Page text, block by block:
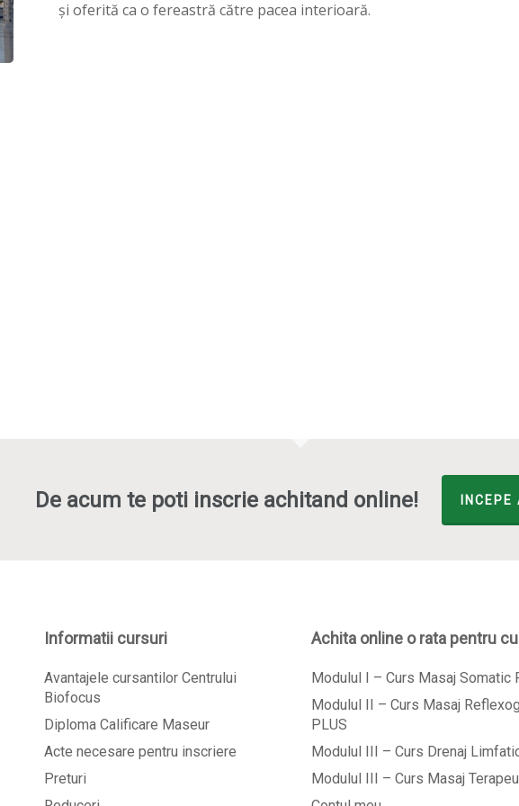
orientalași oferită ca o fereastră către pacea interioară.
De acum te poti inscrie achitand online! INCEPE
Informatii cursuri
Avantajele cursantilor Centrului
Biofocus
Diploma Calificare Maseur
Acte necesare pentru inscriere
Preturi
Achita online o rata pentru
Modulul I – Curs Masaj Somatic
Modulul II – Curs Masaj
PLUS
Modulul III – Curs Drenaj
Modulul III – Curs Masaj